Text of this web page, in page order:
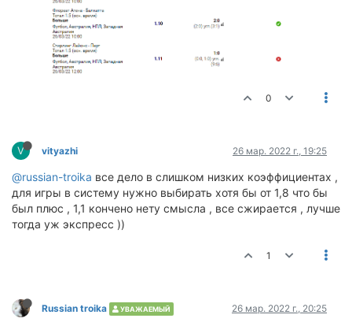
0
V vityazhi 26 мар. 2022 г., 19:25
@russian-troika все дело в слишком низких коэффициентах ,
для игры в систему нужно выбирать хотя бы от 1,8 что бы
был плюс , 1,1 кончено нету смысла , все сжирается , лучше
тогда уж экспресс ))
1
Russian troika УВАЖАЕМЫЙ 26 мар. 2022 г., 20:25